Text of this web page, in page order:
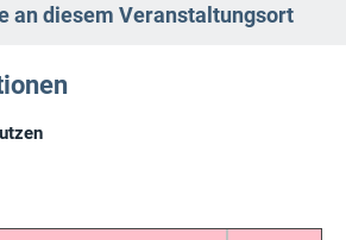
an diesem Veranstaltungsort